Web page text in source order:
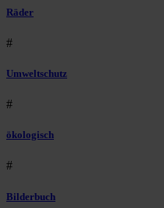
Räder
#
Umweltschutz
#
ökologisch
#
Bilderbuch